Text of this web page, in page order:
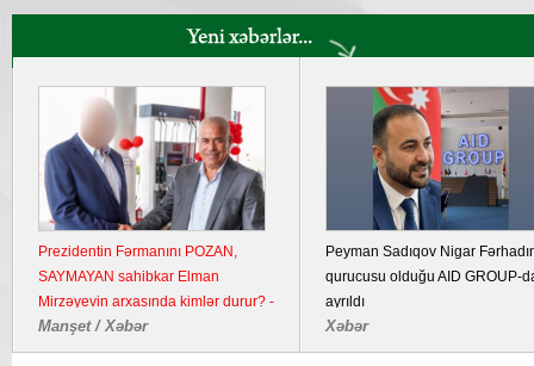
Prezidentin Fərmanını POZAN,
SAYMAYAN sahibkar Elman
Mirzəyevin arxasında kimlər durur? -
Kənd təsərrüfatı təyinatlı torpaqda
fəaliyyət göstərən YDM ətrafında
Manşet / Xəbər
Peyman Sadıqov Nigar
qurucusu olduğu AID GROUP-
ayrıldı
Xəbər